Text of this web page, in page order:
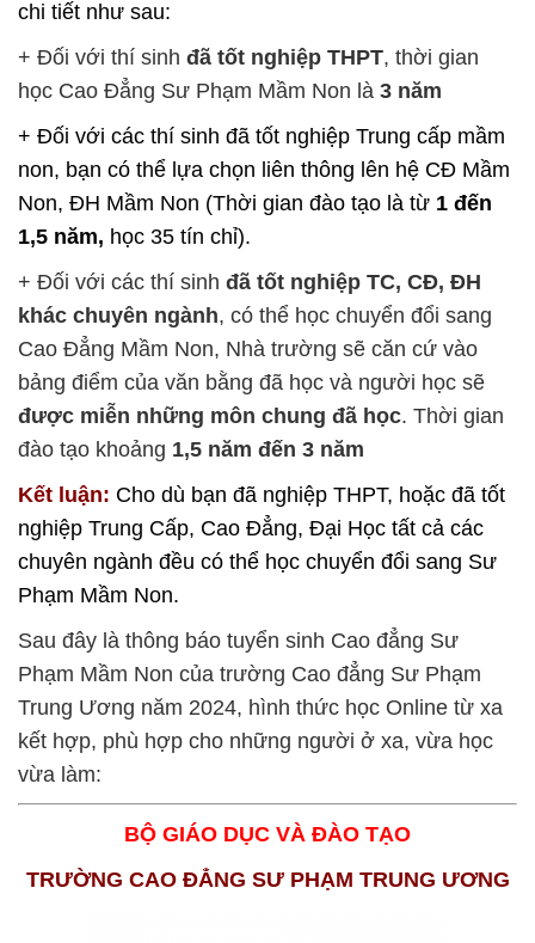
chi tiết như sau:
+ Đối với thí sinh đã tốt nghiệp THPT, thời gian
học Cao Đẳng Sư Phạm Mầm Non là 3 năm
+ Đối với các thí sinh đã tốt nghiệp Trung cấp mầm
non, bạn có thể lựa chọn liên thông lên hệ CĐ Mầm
Non, ĐH Mầm Non (Thời gian đào tạo là từ 1 đến
1,5 năm, học 35 tín chỉ).
+ Đối với các thí sinh đã tốt nghiệp TC, CĐ, ĐH
khác chuyên ngành, có thể học chuyển đổi sang
Cao Đẳng Mầm Non, Nhà trường sẽ căn cứ vào
bảng điểm của văn bằng đã học và người học sẽ
được miễn những môn chung đã học. Thời gian
đào tạo khoảng 1,5 năm đến 3 năm
Kết luận: Cho dù bạn đã nghiệp THPT, hoặc đã tốt
nghiệp Trung Cấp, Cao Đẳng, Đại Học tất cả các
chuyên ngành đều có thể học chuyển đổi sang Sư
Phạm Mầm Non.
Sau đây là thông báo tuyển sinh Cao đẳng Sư
Phạm Mầm Non của trường Cao đẳng Sư Phạm
Trung Ương năm 2024, hình thức học Online từ xa
kết hợp, phù hợp cho những người ở xa, vừa học
vừa làm:
BỘ GIÁO DỤC VÀ ĐÀO TẠO
TRƯỜNG CAO ĐẲNG SƯ PHẠM TRUNG ƯƠNG